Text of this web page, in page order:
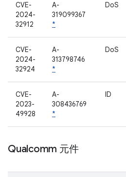
CVE-
2024-
32912
A-
319099367
*
DoS
CVE-
2024-
32924
A-
313798746
*
DoS
CVE-
2023-
49928
A-
308436769
*
ID
Qualcomm 元件